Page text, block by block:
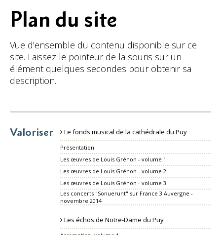
Plan du site
Vue d'ensemble du contenu disponible sur ce
site. Laissez le pointeur de la souris sur un
élément quelques secondes pour obtenir sa
description.
Valoriser Le fonds musical de la cathédrale du Puy
Présentation
Les œuvres de Louis Grénon - volume 1
Les œuvres de Louis Grénon - volume 2
Les œuvres de Louis Grénon - volume 3
Les concerts "Sonuerunt" sur France 3 Auvergne -
novembre 2014
Les échos de Notre-Dame du Puy